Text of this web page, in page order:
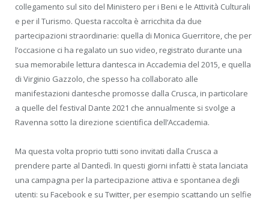
collegamento sul sito del Ministero per i Beni e le Attività Culturali
e per il Turismo. Questa raccolta è arricchita da due
partecipazioni straordinarie: quella di Monica Guerritore, che per
l’occasione ci ha regalato un suo video, registrato durante una
sua memorabile lettura dantesca in Accademia del 2015, e quella
di Virginio Gazzolo, che spesso ha collaborato alle
manifestazioni dantesche promosse dalla Crusca, in particolare
a quelle del festival Dante 2021 che annualmente si svolge a
Ravenna sotto la direzione scientifica dell’Accademia.
Ma questa volta proprio tutti sono invitati dalla Crusca a
prendere parte al Dantedì. In questi giorni infatti è stata lanciata
una campagna per la partecipazione attiva e spontanea degli
utenti: su Facebook e su Twitter, per esempio scattando un selfie